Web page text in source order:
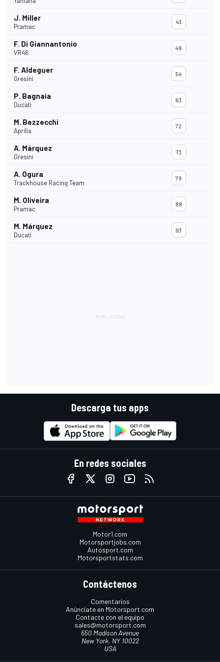
J. Miller
Pramac
43
F. Di Giannantonio
VR46
49
F. Aldeguer
Gresini
54
P. Bagnaia
Ducati
63
M. Bezzecchi
Aprilia
72
A. Márquez
Gresini
73
A. Ogura
Trackhouse Racing Team
79
M. Oliveira
Pramac
88
M. Márquez
Ducati
93
Descarga tus apps
En redes sociales
Motor1.com
Motorsportjobs.com
Autosport.com
Motorsportstats.com
Contáctenos
Comentarios
Anúnciate en Motorsport.com
Contacte con el equipo
sales@motorsport.com
650 Madison Avenue
New York, NY 10022
USA